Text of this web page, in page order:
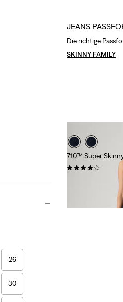
26
30
710™ Super
Price
was
auf
JEANS
Die richtige
SKINNY FAMILY